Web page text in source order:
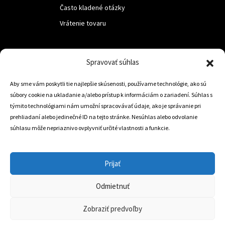
Spravovať súhlas
Aby sme vám poskytli tie najlepšie skúsenosti, používame technológie, ako sú
súbory cookie na ukladanie a/alebo prístup k informáciám o zariadení. Súhlas s
týmito technológiami nám umožní spracovávať údaje, ako je správanie pri
prehliadaní alebo jedinečné ID na tejto stránke. Nesúhlas alebo odvolanie
súhlasu môže nepriaznivo ovplyvniť určité vlastnosti a funkcie.
Prijať
Odmietnuť
Zobraziť predvoľby
Často kladené otázky
Vrátenie tovaru
Trstená 02801
+421 905 806 234
Český Eshop